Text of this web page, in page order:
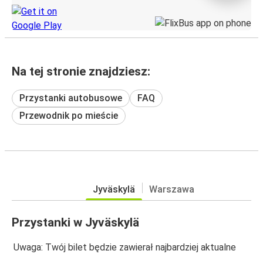
Na tej stronie znajdziesz:
Przystanki autobusowe
FAQ
Przewodnik po mieście
Jyväskylä Warszawa
Przystanki w Jyväskylä
Uwaga: Twój bilet będzie zawierał najbardziej aktualne